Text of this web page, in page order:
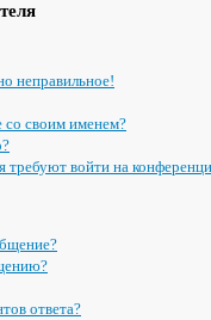
неправильное!
со своим именем?
требуют войти на
ответа?